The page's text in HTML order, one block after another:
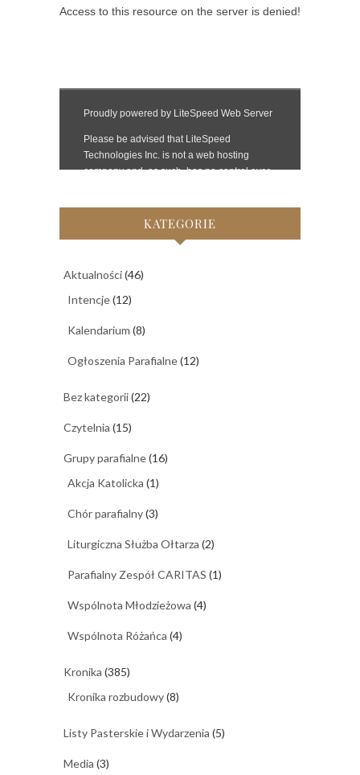
KATEGORIE
Aktualności(46)
Intencje(12)
Kalendarium (8)
Ogłoszenia Parafialne(12)
Bez kategorii(22)
Czytelnia (15)
Grupy parafialne(16)
Akcja Katolicka (1)
Chór parafialny(3)
Liturgiczna Służba Ołtarza (2)
Parafialny Zespół CARITAS (1)
Wspólnota Młodzieżowa (4)
Wspólnota Różańca (4)
Kronika (385)
Kronika rozbudowy(8)
Listy Pasterskie i Wydarzenia (5)
Media (3)